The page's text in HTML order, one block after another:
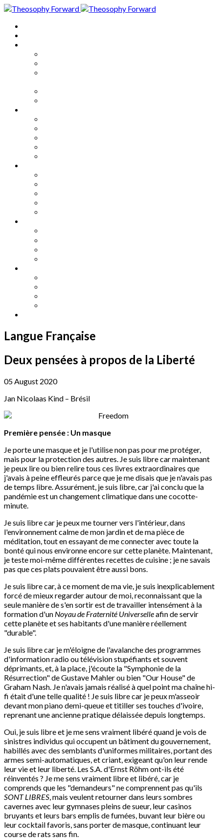
Langue Française
Deux pensées à propos de la Liberté
05 August 2020
Jan Nicolaas Kind – Brésil
Première pensée : Un masque
Je porte une masque et je l'utilise non pas pour me protéger,
mais pour la protection des autres. Je suis libre car maintenant
je peux lire ou bien relire tous ces livres extraordinaires que
j'avais à peine effleurés parce que je me disais que je n'avais pas
de temps libre. Assurément, je suis libre, car j'ai conclu que la
pandémie est un changement climatique dans une cocotte-
minute.
Je suis libre car je peux me tourner vers l'intérieur, dans
l'environnement calme de mon jardin et de ma pièce de
méditation, tout en essayant de me connecter avec toute la
bonté qui nous environne encore sur cette planète. Maintenant,
je teste moi-même différentes recettes de cuisine ; je ne savais
pas que ces plats pouvaient être aussi bons.
Je suis libre car, à ce moment de ma vie, je suis inexplicablement
forcé de mieux regarder autour de moi, reconnaissant que la
seule manière de s'en sortir est de travailler intensément à la
formation d'un Noyau de Fraternité Universelleafin de servir
cette planète et ses habitants d'une manière réellement
"durable".
Je suis libre car je m'éloigne de l'avalanche des programmes
d'information radio ou télévision stupéfiants et souvent
déprimants, et, à la place, j'écoute la "Symphonie de la
Résurrection" de Gustave Mahler ou bien "Our House" de
Graham Nash. Je n'avais jamais réalisé à quel point ma chaîne hi-
fi était d'une telle qualité ! Je suis libre car je peux m'asseoir
devant mon piano demi-queue et titiller ses touches d'ivoire,
reprenant une ancienne pratique délaissée depuis longtemps.
Oui, je suis libre et je me sens vraiment libéré quand je vois de
sinistres individus qui occupent un bâtiment du gouvernement,
habillés avec des semblants d'uniformes militaires, portant des
armes semi-automatiques, et criant, exigeant qu'on leur rende
leur vie et leur liberté. Les S.A. d'Ernst Röhm ont-ils été
réinventés ? Je me sens vraiment libre et libéré, car je
comprends que les "demandeurs" ne comprennent pas qu'ils
SONT LIBRES , mais veulent retourner dans leurs sombres
cavernes avec leur gymnases pleins de sueur, leur casinos
bruyants et leurs bars emplis de fumées, buvant leur bière ou
leur cocktail favoris, sans porter de masque, continuant leur
course de rats sans fin.